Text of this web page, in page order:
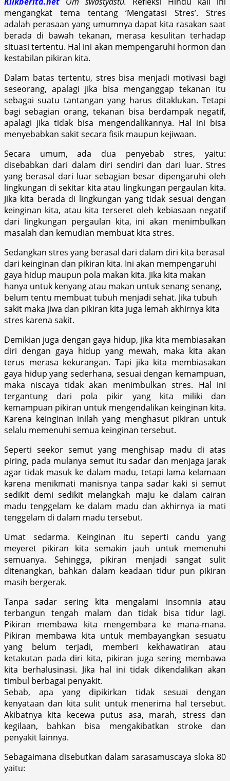
mengangkat tema tentang ‘Mengatasi Stres’. Stres
adalah perasaan yang umumnya dapat kita rasakan saat
berada di bawah tekanan, merasa kesulitan terhadap
situasi tertentu. Hal ini akan mempengaruhi hormon dan
kestabilan pikiran kita.
Dalam batas tertentu, stres bisa menjadi motivasi bagi
seseorang, apalagi jika bisa menganggap tekanan itu
sebagai suatu tantangan yang harus ditaklukan. Tetapi
bagi sebagian orang, tekanan bisa berdampak negatif,
apalagi jika tidak bisa mengendalikannya. Hal ini bisa
menyebabkan sakit secara fisik maupun kejiwaan.
Secara umum, ada dua penyebab stres, yaitu:
disebabkan dari dalam diri sendiri dan dari luar. Stres
yang berasal dari luar sebagian besar dipengaruhi oleh
lingkungan di sekitar kita atau lingkungan pergaulan kita.
Jika kita berada di lingkungan yang tidak sesuai dengan
keinginan kita, atau kita terseret oleh kebiasaan negatif
dari lingkungan pergaulan kita, ini akan menimbulkan
masalah dan kemudian membuat kita stres.
Sedangkan stres yang berasal dari dalam diri kita berasal
dari keinginan dan pikiran kita. Ini akan mempengaruhi
gaya hidup maupun pola makan kita. Jika kita makan
hanya untuk kenyang atau makan untuk senang senang,
belum tentu membuat tubuh menjadi sehat. Jika tubuh
sakit maka jiwa dan pikiran kita juga lemah akhirnya kita
stres karena sakit.
Demikian juga dengan gaya hidup, jika kita membiasakan
diri dengan gaya hidup yang mewah, maka kita akan
terus merasa kekurangan. Tapi jika kita membiasakan
gaya hidup yang sederhana, sesuai dengan kemampuan,
maka niscaya tidak akan menimbulkan stres. Hal ini
tergantung dari pola pikir yang kita miliki dan
kemampuan pikiran untuk mengendalikan keinginan kita.
Karena keinginan inilah yang menghasut pikiran untuk
selalu memenuhi semua keinginan tersebut.
Seperti seekor semut yang menghisap madu di atas
piring, pada mulanya semut itu sadar dan menjaga jarak
agar tidak masuk ke dalam madu, tetapi lama kelamaan
karena menikmati manisnya tanpa sadar kaki si semut
sedikit demi sedikit melangkah maju ke dalam cairan
madu tenggelam ke dalam madu dan akhirnya ia mati
tenggelam di dalam madu tersebut.
Umat sedarma. Keinginan itu seperti candu yang
meyeret pikiran kita semakin jauh untuk memenuhi
semuanya. Sehingga, pikiran menjadi sangat sulit
ditenangkan, bahkan dalam keadaan tidur pun pikiran
masih bergerak.
Tanpa sadar sering kita mengalami insomnia atau
terbangun tengah malam dan tidak bisa tidur lagi.
Pikiran membawa kita mengembara ke mana-mana.
Pikiran membawa kita untuk membayangkan sesuatu
yang belum terjadi, memberi kekhawatiran atau
ketakutan pada diri kita, pikiran juga sering membawa
kita berhalusinasi. Jika hal ini tidak dikendalikan akan
timbul berbagai penyakit.
Sebab, apa yang dipikirkan tidak sesuai dengan
kenyataan dan kita sulit untuk menerima hal tersebut.
Akibatnya kita kecewa putus asa, marah, stress dan
kegilaan, bahkan bisa mengakibatkan stroke dan
penyakit lainnya.
Sebagaimana disebutkan dalam sarasamuscaya sloka 80
yaitu: